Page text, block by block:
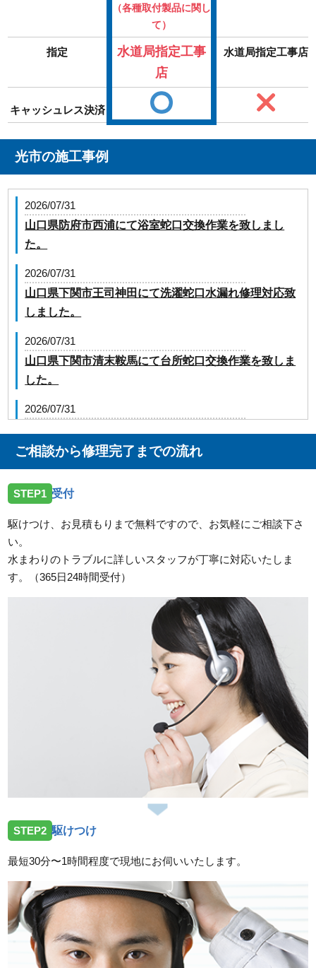
（各種取付製品に関し
て）
指定
水道局指定工事
店
水道局指定工事店
キャッシュレス決済
光市の施工事例
2026/07/31
山口県防府市西浦にて浴室蛇口交換作業を致しまし
た。
2026/07/31
山口県下関市王司神田にて洗濯蛇口水漏れ修理対応致
しました。
2026/07/31
山口県下関市清末鞍馬にて台所蛇口交換作業を致しま
した。
2026/07/31
した。
山口県山陽小野田市高栄に台所蛇口の交換でお伺いし
山口県下関市長府中六波町にトイレの交換でお伺いし
ました
山口県宇部市東須恵にトイレの交換でお伺いしました
山口県防府市台道に洗面蛇口の交換でお伺いしました
山口県岩国市玖珂町へ屋外の排水詰まりでお伺いいた
山口県岩国市岩国へ洋式トイレの交換でお伺いいたし
山口県光市島田へ浴室バス水栓の交換工事でお伺いい
たしました
スタッフの修理報告や事例の一覧はこちら
ご相談から修理完了までの流れ
STEP1 受付
駆けつけ、お見積もりまで無料ですので、お気軽にご相談下さ
い。
水まわりのトラブルに詳しいスタッフが丁寧に対応いたしま
す。（365日24時間受付）
STEP2 駆けつけ
最短30分〜1時間程度で現地にお伺いいたします。